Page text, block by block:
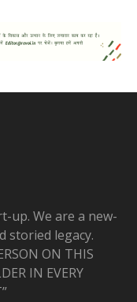
up. We are a new-
storied legacy.
ON THIS
IN EVERY